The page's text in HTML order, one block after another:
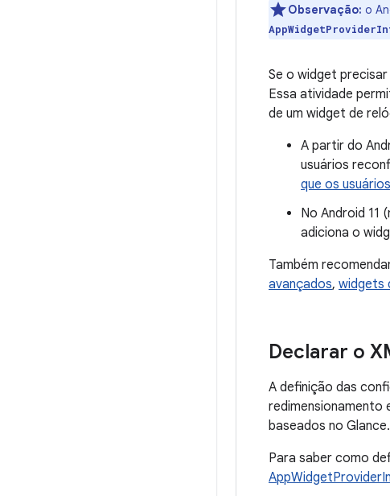
Observação: o
Se o widget
Essa atividade
de um widget de
A partir do
usuários
que os
No Android 11
adiciona o
Também
avançados, widgets
Declarar o
A definição das
redimensionamento
baseados no Glance.
Para saber como